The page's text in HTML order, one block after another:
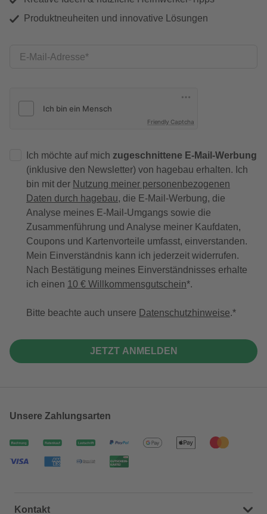
Produktneuheiten und innovative Lösungen
E-Mail-Adresse
Friendly Captcha
Ich möchte auf mich zugeschnittene E-Mail-Werbung
(inklusive den Newsletter) von hagebau erhalten. Ich
bin mit der Nutzung meiner personenbezogenen
Daten durch hagebau, die E-Mail-Werbung, die
Analyse meines E-Mail-Umgangs sowie die
Zusammenführung und Analyse meiner Kaufdaten,
Coupons und Kartenvorteile umfasst, einverstanden.
Mein Einverständnis kann ich jederzeit widerrufen.
Nach Bestätigung meines Einverständnisses erhalte
ich einen 10 € Willkommensgutschein*.
Bitte beachte auch unsere Datenschutzhinweise.
JETZT ANMELDEN
Unsere Zahlungsarten
Kontakt